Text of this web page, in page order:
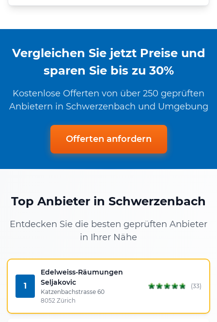
Vergleichen Sie jetzt Preise und
sparen Sie bis zu 30%
Kostenlose Offerten von über 250 geprüften
Anbietern in Schwerzenbach und Umgebung
Offerten anfordern
Top Anbieter in Schwerzenbach
Entdecken Sie die besten geprüften Anbieter
in Ihrer Nähe
1
Edelweiss-Räumungen
Seljakovic
Katzenbachstrasse 60
8052 Zürich
(33)